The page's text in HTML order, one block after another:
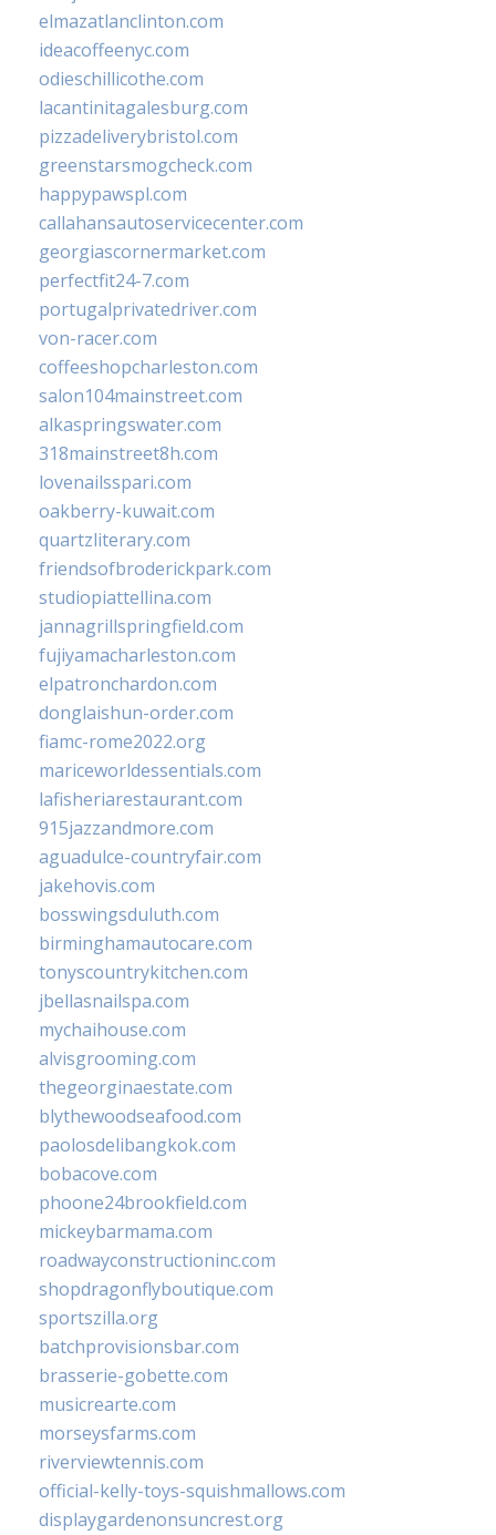
elmazatlanclinton.com
ideacoffeenyc.com
odieschillicothe.com
lacantinitagalesburg.com
pizzadeliverybristol.com
greenstarsmogcheck.com
happypawspl.com
callahansautoservicecenter.com
georgiascornermarket.com
perfectfit24-7.com
portugalprivatedriver.com
von-racer.com
coffeeshopcharleston.com
salon104mainstreet.com
alkaspringswater.com
318mainstreet8h.com
lovenailsspari.com
oakberry-kuwait.com
quartzliterary.com
friendsofbroderickpark.com
studiopiattellina.com
jannagrillspringfield.com
fujiyamacharleston.com
elpatronchardon.com
donglaishun-order.com
fiamc-rome2022.org
mariceworldessentials.com
lafisheriarestaurant.com
915jazzandmore.com
aguadulce-countryfair.com
jakehovis.com
bosswingsduluth.com
birminghamautocare.com
tonyscountrykitchen.com
jbellasnailspa.com
mychaihouse.com
alvisgrooming.com
thegeorginaestate.com
blythewoodseafood.com
paolosdelibangkok.com
bobacove.com
phoone24brookfield.com
mickeybarmama.com
roadwayconstructioninc.com
shopdragonflyboutique.com
sportszilla.org
batchprovisionsbar.com
brasserie-gobette.com
musicrearte.com
morseysfarms.com
riverviewtennis.com
official-kelly-toys-squishmallows.com
displaygardenonsuncrest.org